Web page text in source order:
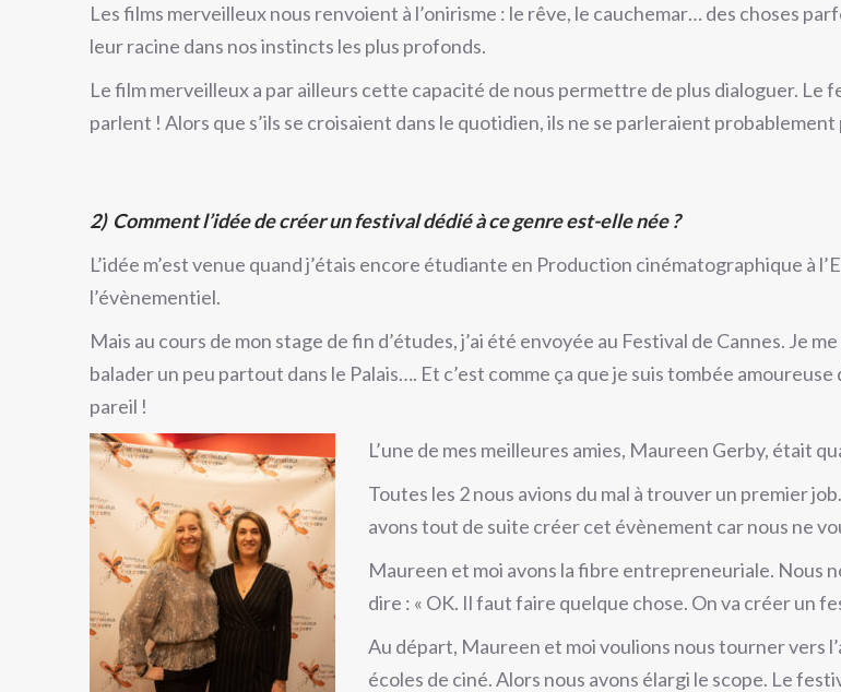
Les films merveilleux nous renvoient à l’onirisme : le rêve, le cauchemar… des choses
leur racine dans nos instincts les plus profonds.
Le film merveilleux a par ailleurs cette capacité de nous permettre de plus dialoguer.
parlent ! Alors que s’ils se croisaient dans le quotidien, ils ne se parleraient probablement
2) Comment l’idée de créer un festival dédié à ce genre est-elle née ?
L’idée m’est venue quand j’étais encore étudiante en Production cinématographique à
l’évènementiel.
Mais au cours de mon stage de fin d’études, j’ai été envoyée au Festival de Cannes. Je
balader un peu partout dans le Palais…. Et c’est comme ça que je suis tombée
pareil !
L’une de mes meilleures amies, Maureen Gerby, était
Toutes les 2 nous avions du mal à trouver un premier
avons tout de suite créer cet évènement car nous ne
Maureen et moi avons la fibre entrepreneuriale. Nous
dire : « OK. Il faut faire quelque chose. On va créer un
Au départ, Maureen et moi voulions nous tourner vers
écoles de ciné. Alors nous avons élargi le scope. Le